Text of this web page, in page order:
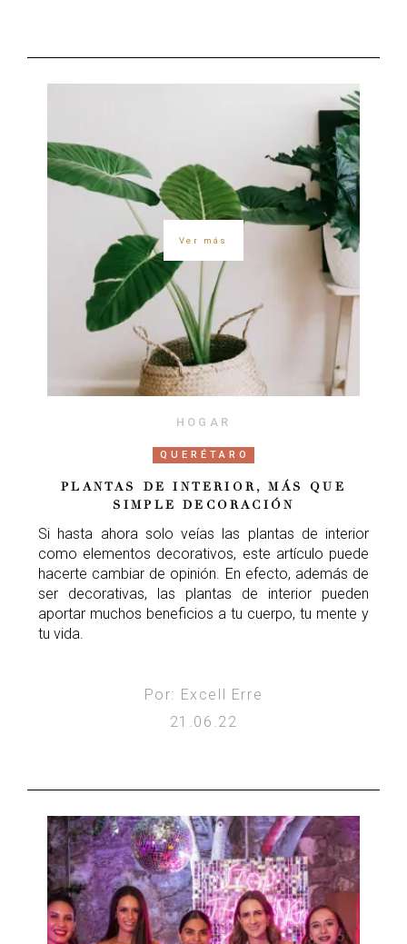
Ver más
HOGAR
QUERÉTARO
PLANTAS DE INTERIOR, MÁS QUE
SIMPLE DECORACIÓN
Si hasta ahora solo veías las plantas de interior
como elementos decorativos, este artículo puede
hacerte cambiar de opinión. En efecto, además de
ser decorativas, las plantas de interior pueden
aportar muchos beneficios a tu cuerpo, tu mente y
tu vida.
Por: Excell Erre
21.06.22